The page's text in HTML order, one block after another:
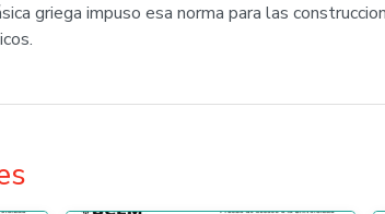
griega impuso esa norma para las